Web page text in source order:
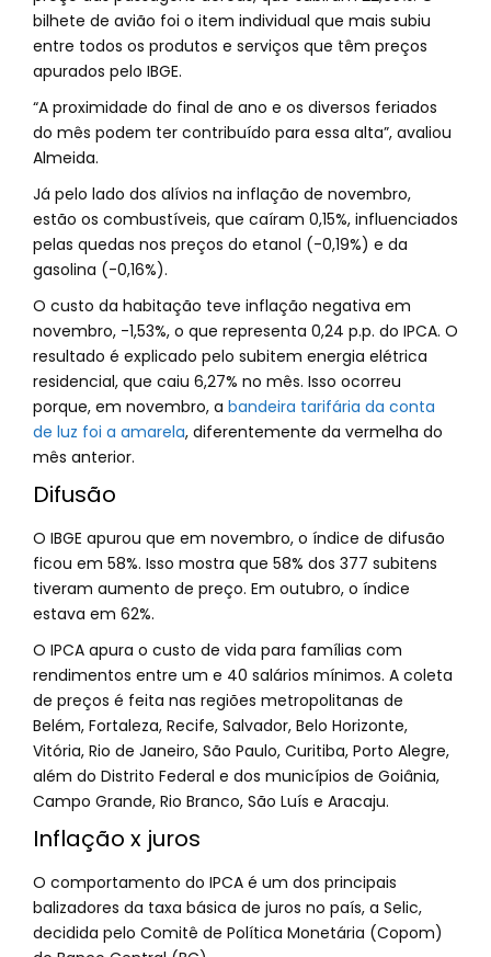
bilhete de avião foi o item individual que mais subiu
entre todos os produtos e serviços que têm preços
apurados pelo IBGE.
“A proximidade do final de ano e os diversos feriados
do mês podem ter contribuído para essa alta”, avaliou
Almeida.
Já pelo lado dos alívios na inflação de novembro,
estão os combustíveis, que caíram 0,15%, influenciados
pelas quedas nos preços do etanol (-0,19%) e da
gasolina (-0,16%).
O custo da habitação teve inflação negativa em
novembro, -1,53%, o que representa 0,24 p.p. do IPCA. O
resultado é explicado pelo subitem energia elétrica
residencial, que caiu 6,27% no mês. Isso ocorreu
porque, em novembro, a bandeira tarifária da conta
de luz foi a amarela, diferentemente da vermelha do
mês anterior.
Difusão
O IBGE apurou que em novembro, o índice de difusão
ficou em 58%. Isso mostra que 58% dos 377 subitens
tiveram aumento de preço. Em outubro, o índice
estava em 62%.
O IPCA apura o custo de vida para famílias com
rendimentos entre um e 40 salários mínimos. A coleta
de preços é feita nas regiões metropolitanas de
Belém, Fortaleza, Recife, Salvador, Belo Horizonte,
Vitória, Rio de Janeiro, São Paulo, Curitiba, Porto Alegre,
além do Distrito Federal e dos municípios de Goiânia,
Campo Grande, Rio Branco, São Luís e Aracaju.
Inflação x juros
O comportamento do IPCA é um dos principais
balizadores da taxa básica de juros no país, a Selic,
decidida pelo Comitê de Política Monetária (Copom)